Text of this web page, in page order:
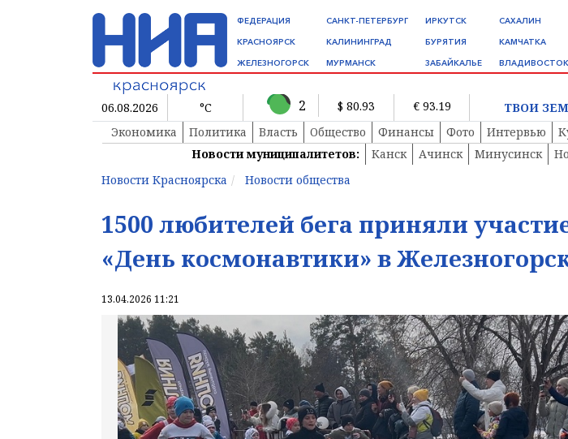
ФЕДЕРАЦИЯ
КРАСНОЯРСК
ЖЕЛЕЗНОГОРСК
САНКТ-ПЕТЕРБУРГ
КАЛИНИНГРАД
МУРМАНСК
ИРКУТСК
БУРЯТИЯ
ЗАБАЙКАЛЬЕ
САХАЛИН
КАМЧАТКА
ВЛАДИВОСТОК
06.08.2026 °C 2 $ 80.93 € 93.19
ТВОИ
Экономика
Политика Власть Общество Финансы Фото Интервью
Новости муниципалитетов:
Канск Ачинск Минусинск
Новости Красноярска
Новости общества
1500 любителей бега приняли
«День космонавтики» в
13.04.2026 11:21